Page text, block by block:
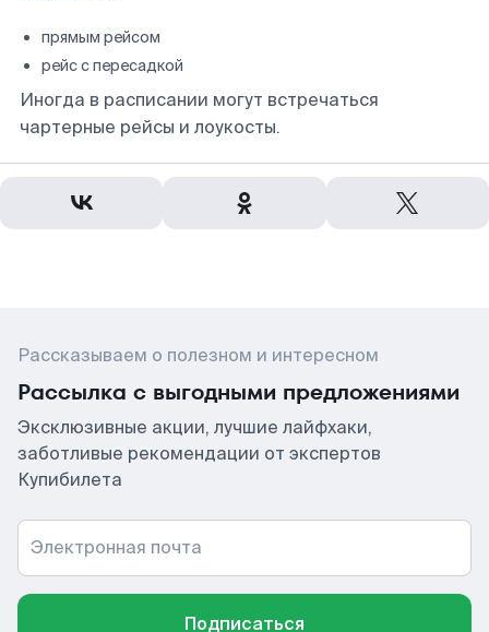
прямым рейсом
рейс с пересадкой
Иногда в расписании могут встречаться
чартерные рейсы и лоукосты.
Рассказываем о полезном и интересном
Рассылка с выгодными предложениями
Эксклюзивные акции, лучшие лайфхаки,
заботливые рекомендации от экспертов
Купибилета
Электронная почта
Подписаться